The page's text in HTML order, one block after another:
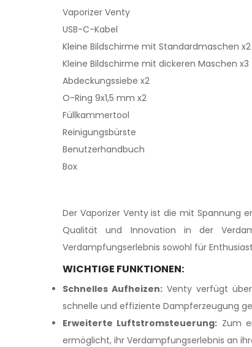
Vaporizer Venty
USB-C-Kabel
Kleine Bildschirme mit Standardmaschen x2
Kleine Bildschirme mit dickeren Maschen x3
Abdeckungssiebe x2
O-Ring 9x1,5 mm x2
Füllkammertool
Reinigungsbürste
Benutzerhandbuch
Box
Der Vaporizer Venty ist die mit Spannung
Qualität und Innovation in der
Verdampfungserlebnis sowohl für
WICHTIGE FUNKTIONEN:
Schnelles Aufheizen:Venty verfügt über
schnelle und effiziente Dampferzeugung
Erweiterte Luftstromsteuerung: Zum
ermöglicht, ihr Verdampfungserlebnis an